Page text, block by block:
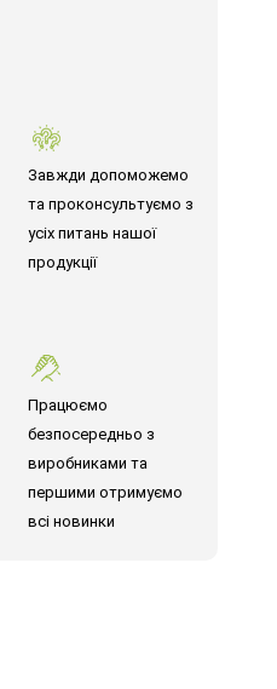
Завжди допоможемо
та проконсультуємо з
усіх питань нашої
продукції
Працюємо
безпосередньо з
виробниками та
першими отримуємо
всі новинки